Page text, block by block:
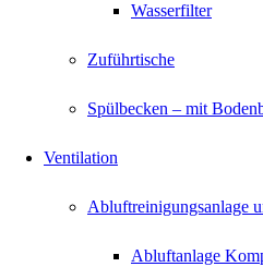
Wasserfilter
Zuführtische
Spülbecken – mit
Ventilation
Abluftreinigungsanlage
Abluftanlage